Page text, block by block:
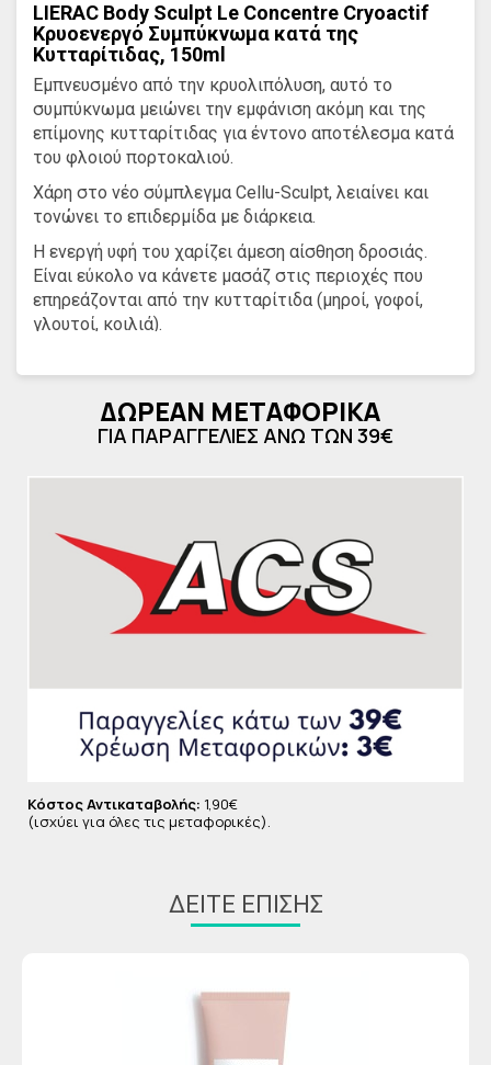
LIERAC Body Sculpt Le Concentre Cryoactif
Κρυοενεργό Συμπύκνωμα κατά της
Κυτταρίτιδας, 150ml
Εμπνευσμένο από την κρυολιπόλυση, αυτό το
συμπύκνωμα μειώνει την εμφάνιση ακόμη και της
επίμονης κυτταρίτιδας για έντονο αποτέλεσμα κατά
του φλοιού πορτοκαλιού.
Χάρη στο νέο σύμπλεγμα Cellu-Sculpt, λειαίνει και
τονώνει το επιδερμίδα με διάρκεια.
Η ενεργή υφή του χαρίζει άμεση αίσθηση δροσιάς.
Είναι εύκολο να κάνετε μασάζ στις περιοχές που
επηρεάζονται από την κυτταρίτιδα (μηροί, γοφοί,
γλουτοί, κοιλιά).
τη διατήρηση των αποτελεσμάτων των μασάζ
αδυνατίσματος ή των συνεδριών LPG. Για όλους
στο τζίντζερ, το οποίο ενεργοποιεί τη διαδικασία
της λιπόλυσης.
ΔΩΡΕΑΝ ΜΕΤΑΦΟΡΙΚΑ
ΓΙΑ ΠΑΡΑΓΓΕΛΙΕΣ ΑΝΩ ΤΩΝ 39€
Κόστος Αντικαταβολής: 1,90€
(ισχύει για όλες τις μεταφορικές).
ΔΕΊΤΕ ΕΠΊΣΗΣ